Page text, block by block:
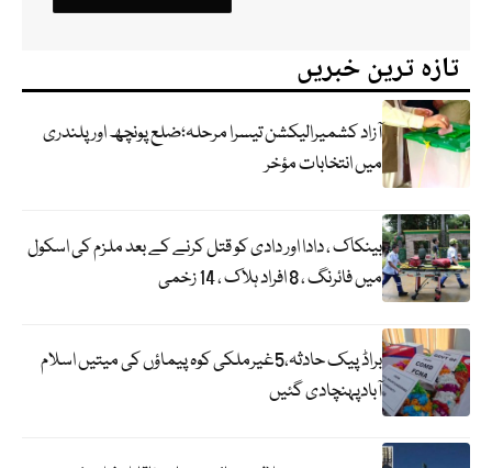
تازہ ترین خبریں
آزاد کشمیرالیکشن تیسرا مرحلہ؛ضلع پونچھ اور پلندری
میں انتخابات مؤخر
بینکاک ، دادا اور دادی کو قتل کرنے کے بعد ملزم کی اسکول
میں فائرنگ ، 8 افراد ہلاک ، 14 زخمی
براڈ پیک حادثہ،5غیرملکی کوہ پیماؤں کی میتیں اسلام
آبادپہنچادی گئیں